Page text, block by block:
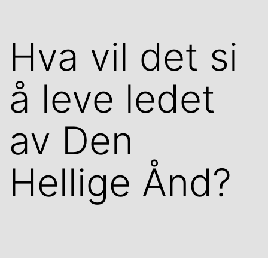
Hva vil det si
å leve ledet
av Den
Hellige Ånd?